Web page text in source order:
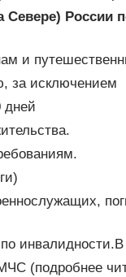
Севере)​ России
и
за исключением​
дней​
инвалидности.​В
(подробнее